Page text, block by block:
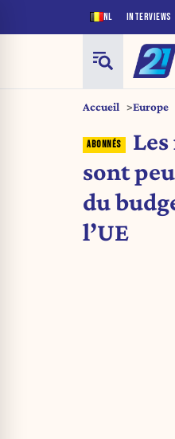
NL INTERVIEWS
Accueil Europe
sont
du
l’UE